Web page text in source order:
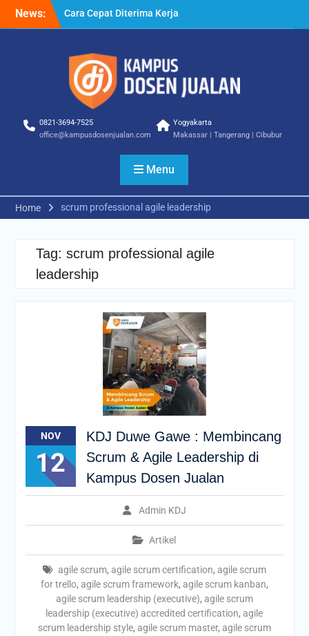
News:
Cara Cepat Diterima Kerja
– Tips Praktis yang Bisa
Cara Biar Dapat Pekerjaan
– Panduan Lengkap untuk
Pencari Kerja
Cara Dapat Pekerjaan –
Memperbesar Peluang
0821-3694-7525
office@kampusdosenjualan.com
Yogyakarta
Makassar | Tangerang | Cibubur
Menu
Home scrum professional agile leadership
Tag: scrum professional agile
leadership
NOV
12
KDJ Duwe Gawe : Membincang
Scrum & Agile Leadership di
Kampus Dosen Jualan
Admin KDJ
Artikel
agile scrum, agile scrum certification, agile scrum
for trello, agile scrum framework, agile scrum kanban,
agile scrum leadership (executive), agile scrum
leadership (executive) accredited certification,agile
scrum leadership style, agile scrum master, agile scrum